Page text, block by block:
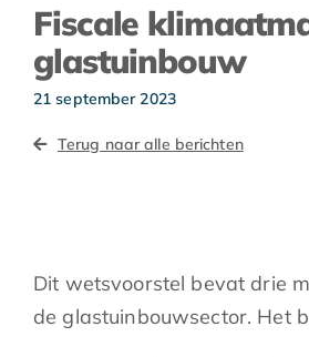
Fiscale
glastuinbouw
21 september 2023
Terug naar alle berichten
Dit wetsvoorstel bevat drie
de glastuinbouwsector. Het